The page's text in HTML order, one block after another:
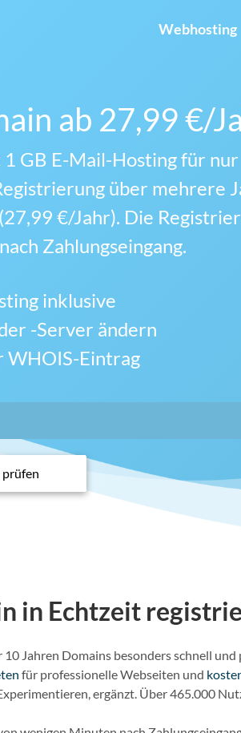
Webhosting
ab 27,99 €/
GB E-Mail-Hosting für nur
über mehrere
€/Jahr). Die
Zahlungseingang.
inklusive
-Server ändern
WHOIS-Eintrag
prüfen
in Echtzeit
Jahren Domains besonders schnell
für professionelle Webseiten und
ergänzt. Über 465.000